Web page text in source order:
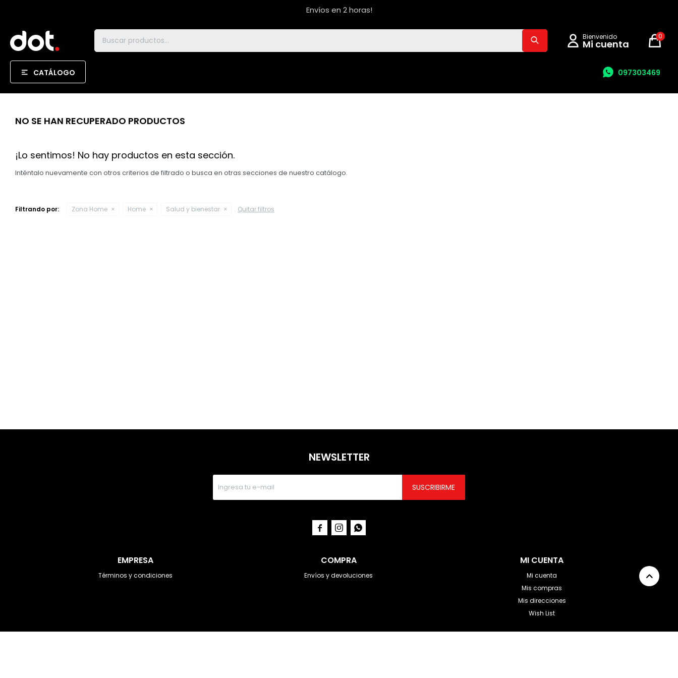
Envíos en 2 horas!
CATÁLOGO 097303469
0
NO SE HAN RECUPERADO PRODUCTOS
¡Lo sentimos! No hay productos en esta sección.
Inténtalo nuevamente con otros criterios de filtrado o busca en otras secciones de nuestro catálogo.
Filtrando por: Zona Home Home Salud y bienestar Quitar filtros
EMPRESA
Términos y condiciones
COMPRA
Envíos y devoluciones
MI CUENTA
Mi cuenta
Mis compras
Mis direcciones
Wish List
NEWSLETTER
SUSCRIBIRME
  